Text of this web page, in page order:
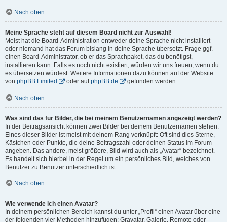
Nach oben
Meine Sprache steht auf diesem Board nicht zur Auswahl!
Meist hat die Board-Administration entweder deine Sprache nicht installiert
oder niemand hat das Forum bislang in deine Sprache übersetzt. Frage ggf.
einen Board-Administrator, ob er das Sprachpaket, das du benötigst,
installieren kann. Falls es noch nicht existiert, würden wir uns freuen, wenn du
es übersetzen würdest. Weitere Informationen dazu können auf der Website
von phpBB Limited oder aufphpBB.de gefunden werden.
Nach oben
Was sind das für Bilder, die bei meinem Benutzernamen angezeigt werden?
In der Beitragsansicht können zwei Bilder bei deinem Benutzernamen stehen.
Eines dieser Bilder ist meist mit deinem Rang verknüpft: Oft sind dies Sterne,
Kästchen oder Punkte, die deine Beitragszahl oder deinen Status im Forum
angeben. Das andere, meist größere, Bild wird auch als „Avatar“ bezeichnet.
Es handelt sich hierbei in der Regel um ein persönliches Bild, welches von
Benutzer zu Benutzer unterschiedlich ist.
Nach oben
Wie verwende ich einen Avatar?
In deinem persönlichen Bereich kannst du unter „Profil“ einen Avatar über eine
der folgenden vier Methoden hinzufügen: Gravatar, Galerie, Remote oder